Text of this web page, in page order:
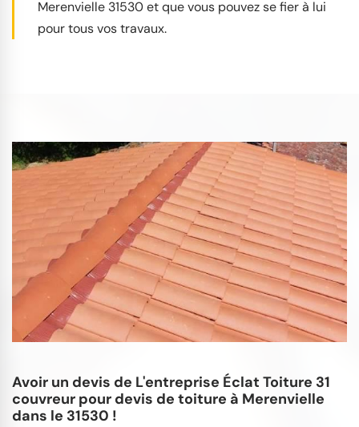
Merenvielle 31530 et que vous pouvez se fier à lui
pour tous vos travaux.
Avoir un devis de L'entreprise Éclat Toiture 31
couvreur pour devis de toiture à Merenvielle
dans le 31530 !